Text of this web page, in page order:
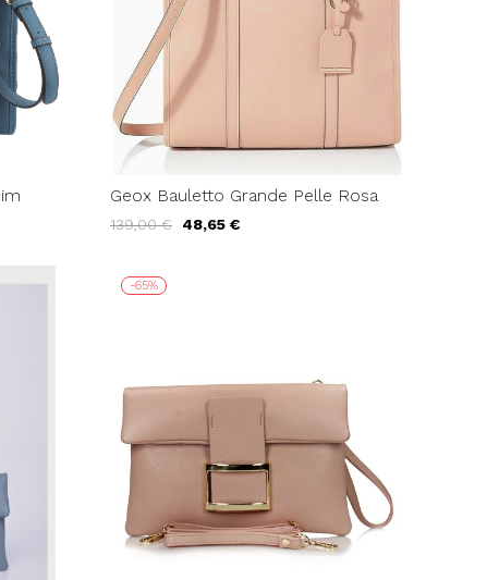
Geox Bauletto Grande Pelle Rosa
139,00 € 48,65 €
-65%